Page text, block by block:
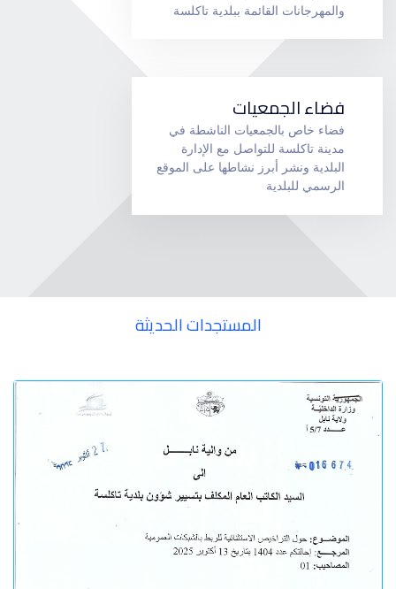
والمهرجانات القائمة ببلدية تاكلسة
فضاء الجمعيات
فضاء خاص بالجمعيات الناشطة في
مدينة تاكلسة للتواصل مع الإدارة
البلدية ونشر أبرز نشاطها على الموقع
الرسمي للبلدية
المستجدات الحديثة